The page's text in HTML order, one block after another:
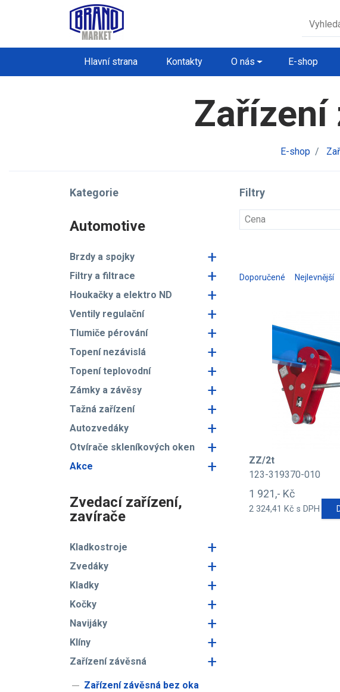
Hlavní strana Kontakty O nás E-shop
Zařízení
E-shop /
Kategorie
Automotive
Brzdy a spojky +
Filtry a filtrace +
Houkačky a elektro ND +
Ventily regulační +
Tlumiče pérování +
Topení nezávislá +
Topení teplovodní +
Zámky a závěsy +
Tažná zařízení +
Autozvedáky +
Otvírače skleníkových oken +
Akce +
Zvedací zařízení,
zavírače
Kladkostroje +
Zvedáky +
Kladky +
Kočky +
Navijáky +
Klíny +
Zařízení závěsná +
Zařízení závěsná bez oka
Filtry
Cena
Doporučené Nejlevnější
ZZ/2t
123-319370-010
1 921,- Kč
2 324,41 Kč s DPH